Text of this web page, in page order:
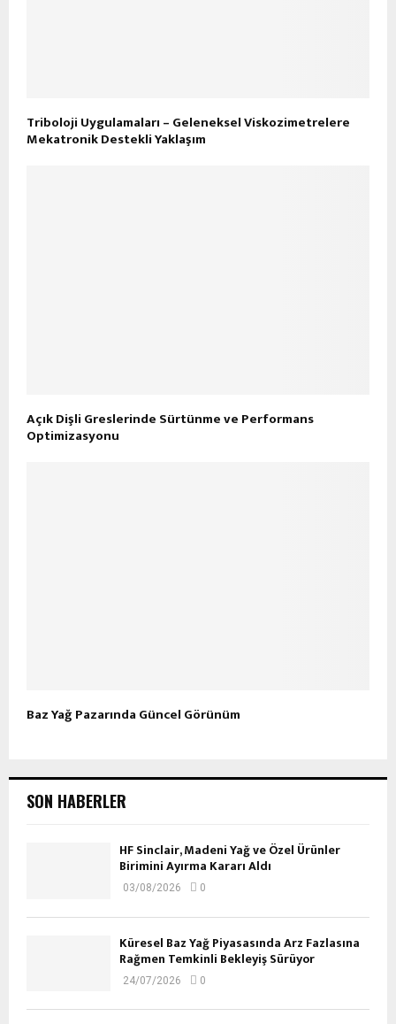
Triboloji Uygulamaları – Geleneksel Viskozimetrelere
Mekatronik Destekli Yaklaşım
Açık Dişli Greslerinde Sürtünme ve Performans
Optimizasyonu
Baz Yağ Pazarında Güncel Görünüm
SON HABERLER
HF Sinclair, Madeni Yağ ve Özel Ürünler
Birimini Ayırma Kararı Aldı
03/08/2026 0
Küresel Baz Yağ Piyasasında Arz Fazlasına
Rağmen Temkinli Bekleyiş Sürüyor
24/07/2026 0